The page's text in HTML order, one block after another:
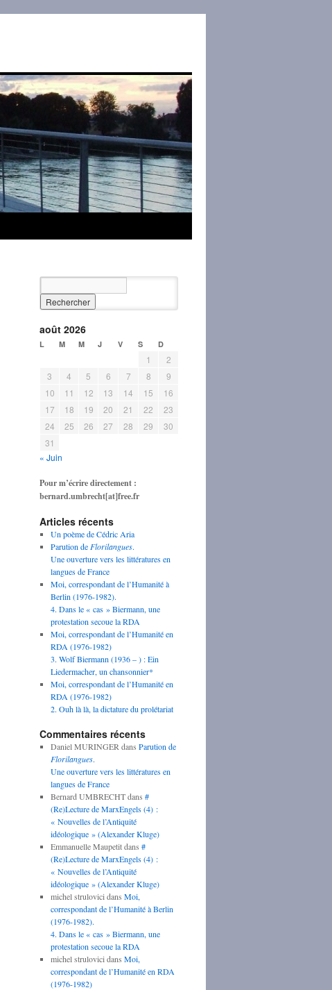
août 2026
L M M J V S D
1
2
3
4 5 6 7 8
9
10
11 12 13 14 15
16
17
18 19 20 21 22
23
24
25 26 27 28 29
30
31
« Juin
Pour m’écrire directement :
bernard.umbrecht[at]free.fr
Articles récents
Un poème de Cédric Aria
Parution de Florilangues.
Une ouverture vers les littératures en
langues de France
Moi, correspondant de l’Humanité à
Berlin (1976-1982).
4. Dans le « cas » Biermann, une
protestation secoue la RDA
Moi, correspondant de l’Humanité en
RDA (1976-1982)
3. Wolf Biermann (1936 – ) : Ein
Liedermacher, un chansonnier*
Moi, correspondant de l’Humanité en
RDA (1976-1982)
2. Ouh là là, la dictature du prolétariat
Commentaires récents
Daniel MURINGER dans Parution de
Florilangues.
Une ouverture vers les littératures en
langues de France
Bernard UMBRECHTdans #
(Re)Lecture de MarxEngels (4) :
« Nouvelles de l’Antiquité
idéologique » (Alexander Kluge)
Emmanuelle Maupetitdans #
(Re)Lecture de MarxEngels (4) :
« Nouvelles de l’Antiquité
idéologique » (Alexander Kluge)
michel strulovici dans Moi,
correspondant de l’Humanité à Berlin
(1976-1982).
4. Dans le « cas » Biermann, une
protestation secoue la RDA
michel strulovici dans Moi,
correspondant de l’Humanité en RDA
(1976-1982)